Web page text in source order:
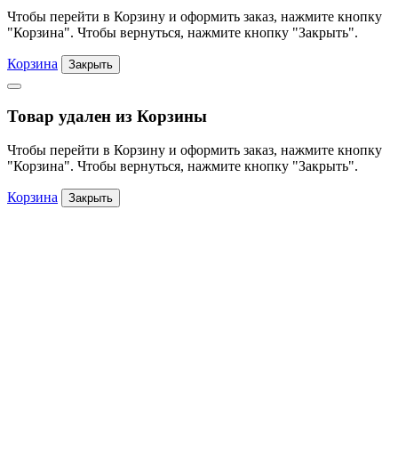
Чтобы перейти в Корзину и оформить заказ, нажмите кнопку
"Корзина". Чтобы вернуться, нажмите кнопку "Закрыть".
Корзина Закрыть
Товар удален из Корзины
Чтобы перейти в Корзину и оформить заказ, нажмите кнопку
"Корзина". Чтобы вернуться, нажмите кнопку "Закрыть".
Корзина Закрыть